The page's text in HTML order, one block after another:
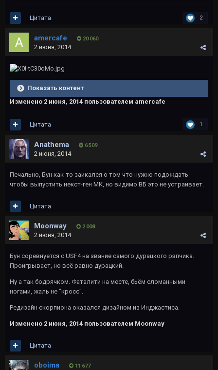
2
Цитата
amercafe 20 060
2 июня, 2014
Показать контент
Изменено 2 июня, 2014 пользователем amercafe
1
Цитата
Anathema 6 509
2 июня, 2014
Печально, Бун как-то заикался о том что нужно подождать
чтобы выпустить некст-ген МК, но видимо ВБ это не устраивает.
Цитата
Moonway 2 008
2 июня, 2014
Бун соревнуется с USF4 на звание самого дурацкого рэпчика.
Проигрывает, но всё равно дурацкий.
Ну а так бодрячком. Фаталити на месте, бьём сломанными
ногами, жаль не "кросс".
Редизайн скорпиона оказался дизайном из Инджастиса.
Изменено 2 июня, 2014 пользователем Moonway
Цитата
oboima 11 677